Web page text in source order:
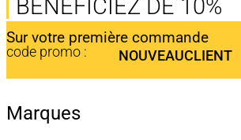
BÉNÉFICIEZ DE 10%
Sur votre première commande
code promo : NOUVEAUCLIENT
Marques